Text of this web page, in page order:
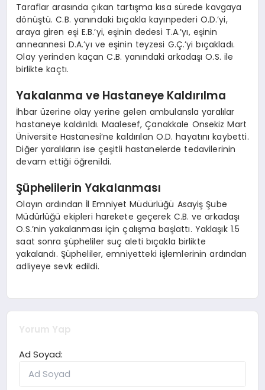
Taraflar arasında çıkan tartışma kısa sürede kavgaya
dönüştü. C.B. yanındaki bıçakla kayınpederi O.D.’yi,
araya giren eşi E.B.’yi, eşinin dedesi T.A.’yı, eşinin
anneannesi D.A.’yı ve eşinin teyzesi G.Ç.’yi bıçakladı.
Olay yerinden kaçan C.B. yanındaki arkadaşı O.S. ile
birlikte kaçtı.
Yakalanma ve Hastaneye Kaldırılma
İhbar üzerine olay yerine gelen ambulansla yaralılar
hastaneye kaldırıldı. Maalesef, Çanakkale Onsekiz Mart
Üniversite Hastanesi’ne kaldırılan O.D. hayatını kaybetti.
Diğer yaralıların ise çeşitli hastanelerde tedavilerinin
devam ettiği öğrenildi.
Şüphelilerin Yakalanması
Olayın ardından İl Emniyet Müdürlüğü Asayiş Şube
Müdürlüğü ekipleri harekete geçerek C.B. ve arkadaşı
O.S.’nin yakalanması için çalışma başlattı. Yaklaşık 1.5
saat sonra şüpheliler suç aleti bıçakla birlikte
yakalandı. Şüpheliler, emniyetteki işlemlerinin ardından
adliyeye sevk edildi.
Yorum Yap
Ad Soyad: